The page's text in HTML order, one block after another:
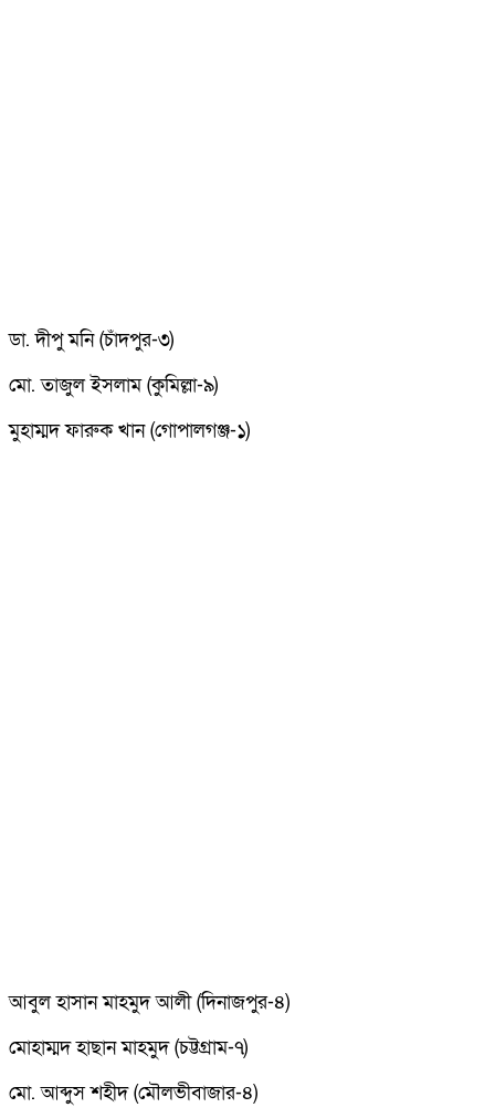
ডা. দীপু মনি (চাঁদপুর-৩)
মো. তাজুল ইসলাম (কুমিল্লা-৯)
মুহাম্মদ ফারুক খান (গোপালগঞ্জ-১)
আবুল হাসান মাহমুদ আলী (দিনাজপুর-৪)
মোহাম্মদ হাছান মাহমুদ (চট্টগ্রাম-৭)
মো. আব্দুস শহীদ (মৌলভীবাজার-৪)